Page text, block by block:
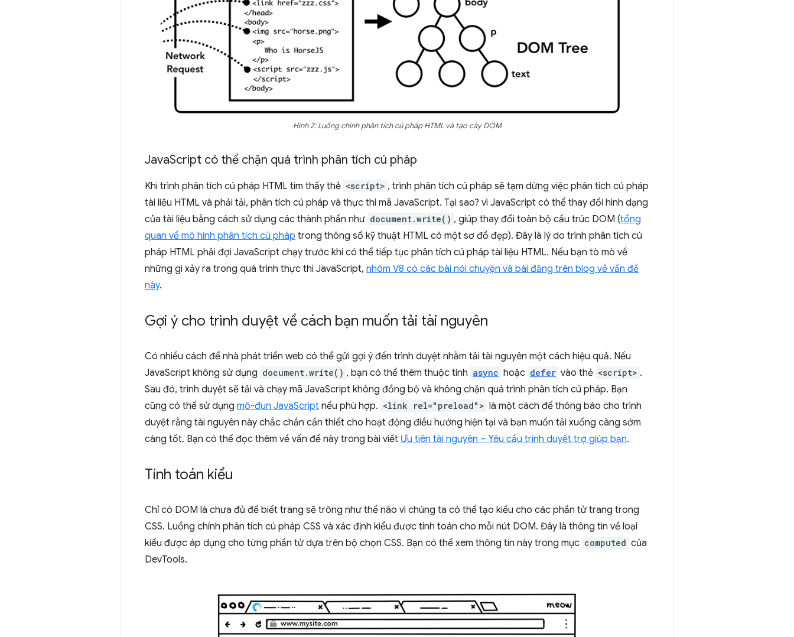
Hình 2: Luồng chính phân tích cú pháp HTML và tạo cây DOM
JavaScript có thể chặn quá trình phân tích cú pháp
Khi trình phân tích cú pháp HTML tìm thấy thẻ <script> , trình phân tích cú pháp sẽ tạm dừng việc phân tích cú pháp
tài liệu HTML và phải tải, phân tích cú pháp và thực thi mã JavaScript. Tại sao? vì JavaScript có thể thay đổi hình dạng
của tài liệu bằng cách sử dụng các thành phần như document.write() , giúp thay đổi toàn bộ cấu trúc DOM (tổng
quan về mô hình phân tích cú pháp trong thông số kỹ thuật HTML có một sơ đồ đẹp). Đây là lý do trình phân tích cú
pháp HTML phải đợi JavaScript chạy trước khi có thể tiếp tục phân tích cú pháp tài liệu HTML. Nếu bạn tò mò về
những gì xảy ra trong quá trình thực thi JavaScript, nhóm V8 có các bài nói chuyện và bài đăng trên blog về vấn đề
này.
Gợi ý cho trình duyệt về cách bạn muốn tải tài nguyên
Có nhiều cách để nhà phát triển web có thể gửi gợi ý đến trình duyệt nhằm tải tài nguyên một cách hiệu quả. Nếu
JavaScript không sử dụng document.write() , bạn có thể thêm thuộc tính async hoặc defer vào thẻ <script> .
Sau đó, trình duyệt sẽ tải và chạy mã JavaScript không đồng bộ và không chặn quá trình phân tích cú pháp. Bạn
cũng có thể sử dụng mô-đun JavaScript nếu phù hợp. <link rel="preload"> là một cách để thông báo cho trình
duyệt rằng tài nguyên này chắc chắn cần thiết cho hoạt động điều hướng hiện tại và bạn muốn tải xuống càng sớm
càng tốt. Bạn có thể đọc thêm về vấn đề này trong bài viết Ưu tiên tài nguyên – Yêu cầu trình duyệt trợ giúp bạn.
Tính toán kiểu
Chỉ có DOM là chưa đủ để biết trang sẽ trông như thế nào vì chúng ta có thể tạo kiểu cho các phần tử trang trong
CSS. Luồng chính phân tích cú pháp CSS và xác định kiểu được tính toán cho mỗi nút DOM. Đây là thông tin về loại
kiểu được áp dụng cho từng phần tử dựa trên bộ chọn CSS. Bạn có thể xem thông tin này trong mục computed của
DevTools.